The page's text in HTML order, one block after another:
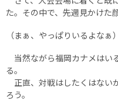
た。その中で、先週見かけた
（まぁ、やっぱりいるよなぁ）
当然ながら福岡カナメはい
る。
正直、対戦はしたくはない
ろう。